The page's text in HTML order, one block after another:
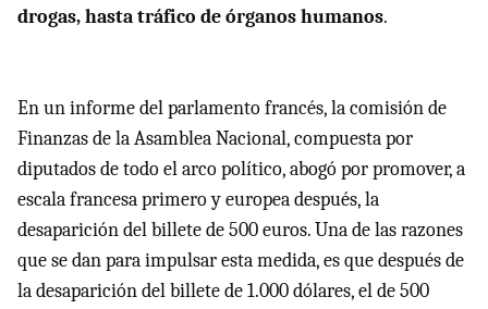
drogas, hasta tráfico de órganos humanos.
En un informe del parlamento francés, la comisión de
Finanzas de la Asamblea Nacional, compuesta por
diputados de todo el arco político, abogó por promover, a
escala francesa primero y europea después, la
desaparición del billete de 500 euros. Una de las razones
que se dan para impulsar esta medida, es que después de
la desaparición del billete de 1.000 dólares, el de 500